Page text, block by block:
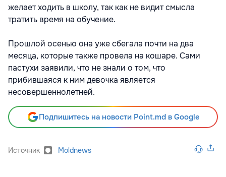
желает ходить в школу, так как не видит смысла
тратить время на обучение.
Прошлой осенью она уже сбегала почти на два
месяца, которые также провела на кошаре. Сами
пастухи заявили, что не знали о том, что
прибившаяся к ним девочка является
несовершеннолетней.
Подпишитесь на новости Point.md в Google
Источник Moldnews